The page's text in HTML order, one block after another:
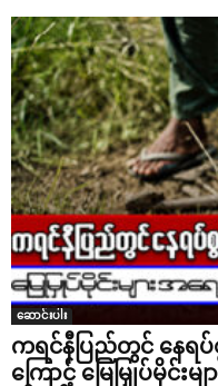
ဆောင်းပါး
ကရင်နီပြည်တွင် နေရ
ကြောင့် မြေမြှုပ်မိုင်းမ